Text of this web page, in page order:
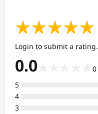
★★★★★
Login to submit a rating.
0.0 0
5
4
3